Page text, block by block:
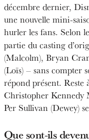
décembre dernier,
une nouvelle mini-
hurler les fans. Selon
partie du casting
(Malcolm), Bryan
(Loïs) – sans compter
répond présent. Reste
Christopher Kennedy
Per Sullivan (Dewey)
Que sont-ils